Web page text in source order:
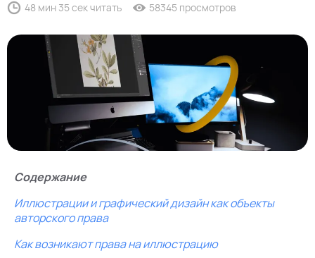
48 мин 35 сек читать 58345 просмотров
Содержание
Иллюстрации и графический дизайн как объекты
авторского права
Как возникают права на иллюстрацию